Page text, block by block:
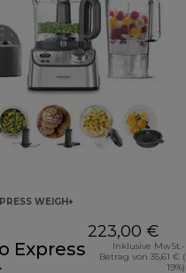
WEIGH+
Express
223,00 €
Inklusive MwSt.-
Betrag von 35,61 € (
19%)